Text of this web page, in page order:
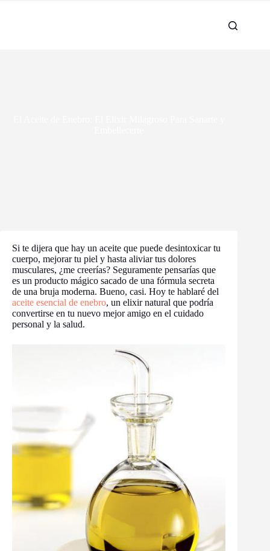
Si te dijera que hay un aceite que puede desintoxicar tu
cuerpo, mejorar tu piel y hasta aliviar tus dolores
musculares, ¿me creerías? Seguramente pensarías que
es un producto mágico sacado de una fórmula secreta
de una bruja moderna. Bueno, casi. Hoy te hablaré del
aceite esencial de enebro, un elixir natural que podría
convertirse en tu nuevo mejor amigo en el cuidado
personal y la salud.